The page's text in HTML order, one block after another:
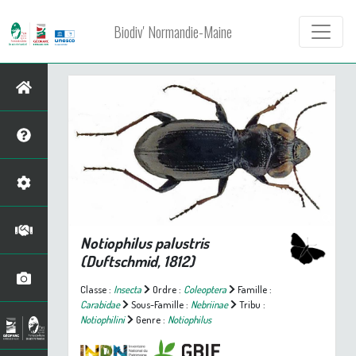
Biodiv' Normandie-Maine
Notiophilus palustris
(Duftschmid, 1812)
Classe : Insecta Ordre : Coleoptera
Famille :
Carabidae
Sous-Famille : Nebriinae
Tribu :
Notiophilini
Genre : Notiophilus